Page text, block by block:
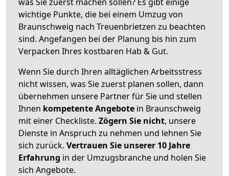
wichtige Punkte, die bei einem Umzug von
Braunschweig nach Treuenbrietzen zu beachten
sind. Angefangen bei der Planung bis hin zum
Verpacken Ihres kostbaren Hab & Gut.
Wenn Sie durch Ihren alltäglichen Arbeitsstress
nicht wissen, was Sie zuerst planen sollen, dann
übernehmen unsere Partner für Sie und stellen
Ihnen kompetente Angebote in Braunschweig
mit einer Checkliste. Zögern Sie nicht, unsere
Dienste in Anspruch zu nehmen und lehnen Sie
sich zurück. Vertrauen Sie unserer 10 Jahre
Erfahrung in der Umzugsbranche und holen Sie
sich Angebote.